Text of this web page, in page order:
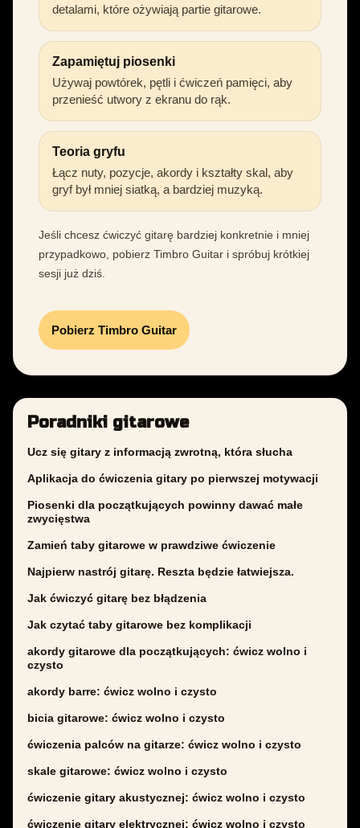
detalami, które ożywiają partie gitarowe.
Zapamiętuj piosenki
Używaj powtórek, pętli i ćwiczeń pamięci, aby
przenieść utwory z ekranu do rąk.
Teoria gryfu
Łącz nuty, pozycje, akordy i kształty skal, aby
gryf był mniej siatką, a bardziej muzyką.
Jeśli chcesz ćwiczyć gitarę bardziej konkretnie i mniej
przypadkowo, pobierz Timbro Guitar i spróbuj krótkiej
sesji już dziś.
Pobierz Timbro Guitar
Poradniki gitarowe
Ucz się gitary z informacją zwrotną, która słucha
Aplikacja do ćwiczenia gitary po pierwszej motywacji
Piosenki dla początkujących powinny dawać małe
zwycięstwa
Zamień taby gitarowe w prawdziwe ćwiczenie
Najpierw nastrój gitarę. Reszta będzie łatwiejsza.
Jak ćwiczyć gitarę bez błądzenia
Jak czytać taby gitarowe bez komplikacji
akordy gitarowe dla początkujących: ćwicz wolno i
czysto
akordy barre: ćwicz wolno i czysto
bicia gitarowe: ćwicz wolno i czysto
ćwiczenia palców na gitarze: ćwicz wolno i czysto
skale gitarowe: ćwicz wolno i czysto
ćwiczenie gitary akustycznej: ćwicz wolno i czysto
ćwiczenie gitary elektrycznej: ćwicz wolno i czysto